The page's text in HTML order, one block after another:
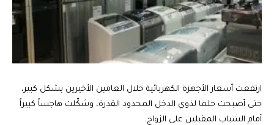
ارتفعت أسعار الأجهزة الكهربائية خلال العامين الأخيرين بشكل كبير،
حتى أصبحت حلما لذوي الدخل المحدود القدرة، وشكّلت هاجساً كبيراً
أمام الشباب المقبلين على الزواج.